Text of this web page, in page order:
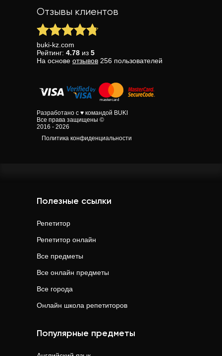
Отзывы клиентов
buki-kz.com
Рейтинг: 4.78 из 5
На основе отзывов 256 пользователей
Разработано с ♥ командой BUKI
Все права защищены ©
2016 - 2026
Политика конфиденциальности
Полезные ссылки
Репетитор
Репетитор онлайн
Все предметы
Все онлайн предметы
Все города
Онлайн школа репетиторов
Популярные предметы